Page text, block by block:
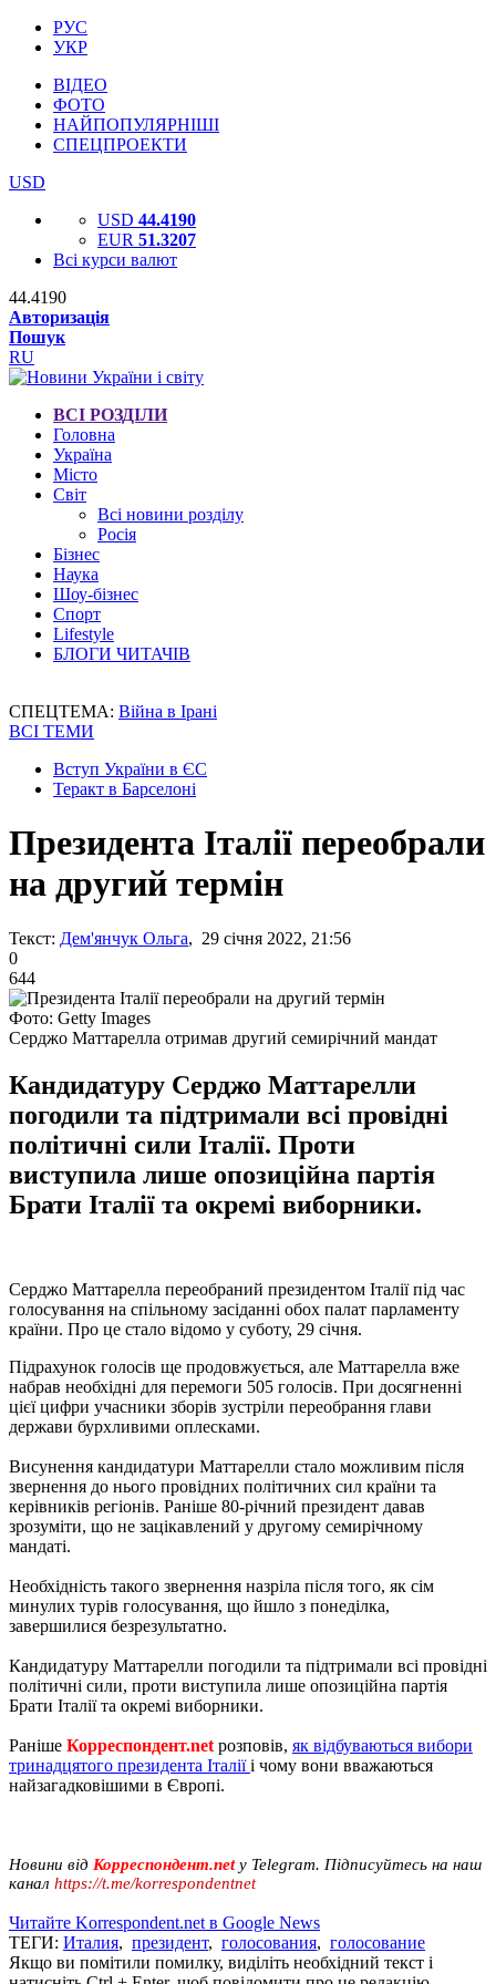
РУС
УКР
ВІДЕО
ФОТО
НАЙПОПУЛЯРНІШІ
СПЕЦПРОЕКТИ
USD
USD 44.4190
EUR 51.3207
Всі курси валют
44.4190
Авторизація
Пошук
RU
ВСІ РОЗДІЛИ
Головна
Україна
Місто
Світ
Всі новини розділу
Росія
Бізнес
Наука
Шоу-бізнес
Спорт
Lifestyle
БЛОГИ ЧИТАЧІВ
СПЕЦТЕМА: Війна в Ірані
ВСІ ТЕМИ
Вступ України в ЄС
Теракт в Барселоні
Президента Італії переобрали
на другий термін
Текст: Дем'янчук Ольга, 29 січня 2022, 21:56
0
644
Фото: Getty Images
Серджо Маттарелла отримав другий семирічний мандат
Кандидатуру Серджо Маттарелли
погодили та підтримали всі провідні
політичні сили Італії. Проти
виступила лише опозиційна партія
Брати Італії та окремі виборники.
Серджо Маттарелла переобраний президентом Італії під час
голосування на спільному засіданні обох палат парламенту
країни. Про це стало відомо у суботу, 29 січня.
Підрахунок голосів ще продовжується, але Маттарелла вже
набрав необхідні для перемоги 505 голосів. При досягненні
цієї цифри учасники зборів зустріли переобрання глави
держави бурхливими оплесками.
Висунення кандидатури Маттарелли стало можливим після
звернення до нього провідних політичних сил країни та
керівників регіонів. Раніше 80-річний президент давав
зрозуміти, що не зацікавлений у другому семирічному
мандаті.
Необхідність такого звернення назріла після того, як сім
минулих турів голосування, що йшло з понеділка,
завершилися безрезультатно.
Кандидатуру Маттарелли погодили та підтримали всі провідні
політичні сили, проти виступила лише опозиційна партія
Брати Італії та окремі виборники.
Раніше Корреспондент.net розповів, як відбуваються вибори
тринадцятого президента Італіїі чому вони вважаються
найзагадковішими в Європі.
Новини від Корреспондент.netу Telegram. Підписуйтесь на наш
канал https://t.me/korrespondentnet
Читайте Korrespondent.net в Google News
ТЕГИ: Италия, президент, голосования, голосование
Якщо ви помітили помилку, виділіть необхідний текст і